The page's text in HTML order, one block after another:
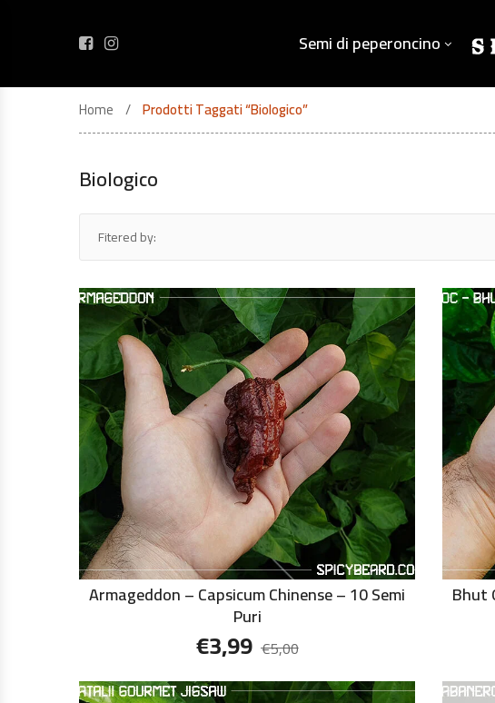
Semi di peperoncino
Home Prodotti Taggati “biologico”
Biologico
Fitered by:
Armageddon – Capsicum Chinense – 10 Semi
Puri
€5,00
€3,99
Bhut